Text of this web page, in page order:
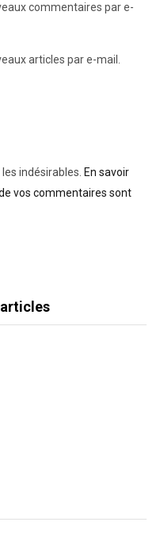
commentaires par e-
articles par e-mail.
indésirables. En savoir
vos commentaires sont